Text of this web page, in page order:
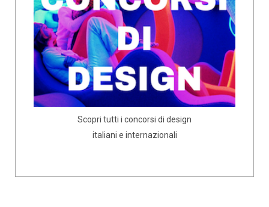
Scopri tutti i concorsi di design
italiani e internazionali